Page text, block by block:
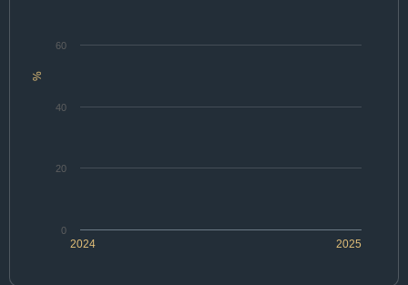
%
2024 2025
0
20
40
60